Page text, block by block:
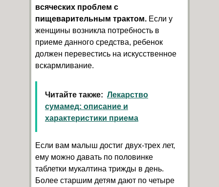
всяческих проблем с
пищеварительным трактом. Если у
женщины возникла потребность в
приеме данного средства, ребенок
должен перевестись на искусственное
вскармливание.
Читайте также: Лекарство
сумамед: описание и
характеристики приема
Если вам малыш достиг двух-трех лет,
ему можно давать по половинке
таблетки мукалтина трижды в день.
Более старшим детям дают по четыре